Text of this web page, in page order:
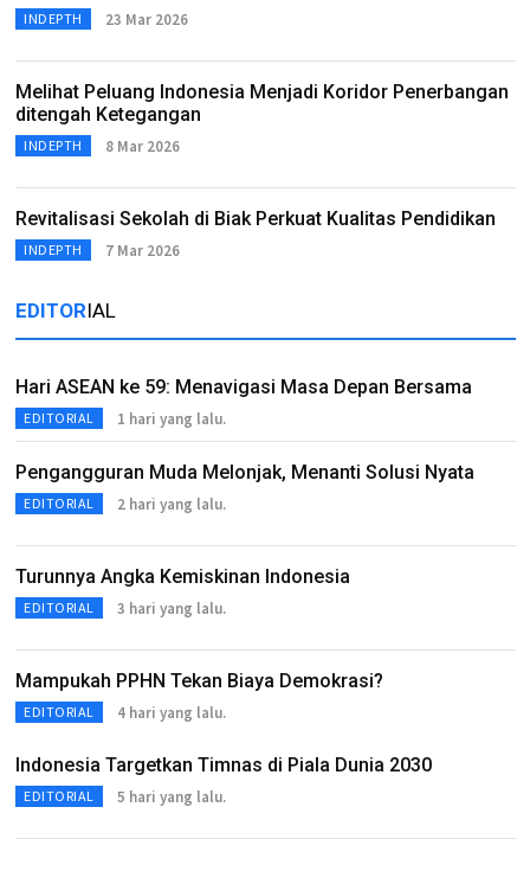
INDEPTH 23 Mar 2026
Melihat Peluang Indonesia Menjadi Koridor Penerbangan
ditengah Ketegangan
INDEPTH 8 Mar 2026
Revitalisasi Sekolah di Biak Perkuat Kualitas Pendidikan
INDEPTH 7 Mar 2026
EDITORIAL
Hari ASEAN ke 59: Menavigasi Masa Depan Bersama
EDITORIAL 1 hari yang lalu.
Pengangguran Muda Melonjak, Menanti Solusi Nyata
EDITORIAL 2 hari yang lalu.
Turunnya Angka Kemiskinan Indonesia
EDITORIAL 3 hari yang lalu.
Mampukah PPHN Tekan Biaya Demokrasi?
EDITORIAL 4 hari yang lalu.
Indonesia Targetkan Timnas di Piala Dunia 2030
EDITORIAL 5 hari yang lalu.